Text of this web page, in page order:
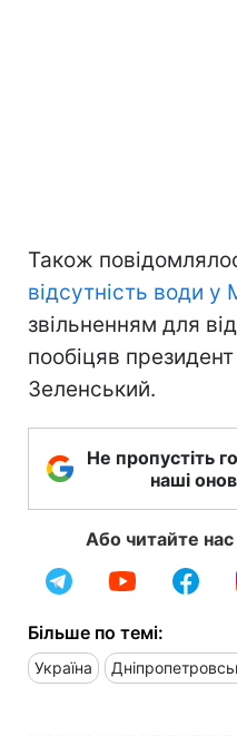
Також
відсутність води у
звільненням для
пообіцяв
Зеленський.
Не пропустіть
наші
Або читайте
Більше по темі:
Україна